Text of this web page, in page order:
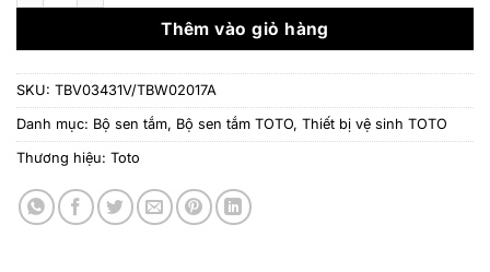
Thêm vào giỏ hàng
SKU: TBV03431V/TBW02017A
Danh mục: Bộ sen tắm, Bộ sen tắm TOTO, Thiết bị vệ sinh TOTO
Thương hiệu: Toto